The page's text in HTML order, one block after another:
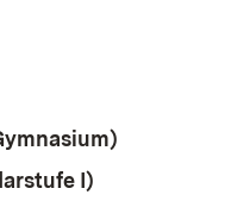
I)